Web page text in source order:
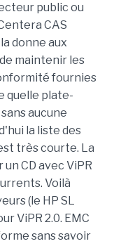
public ou
CAS
donne aux
maintenir les
fournies
quelle plate-
aucune
la liste des
très courte. La
CD avec ViPR
Voilà
(le HP SL
ViPR 2.0. EMC
sans savoir